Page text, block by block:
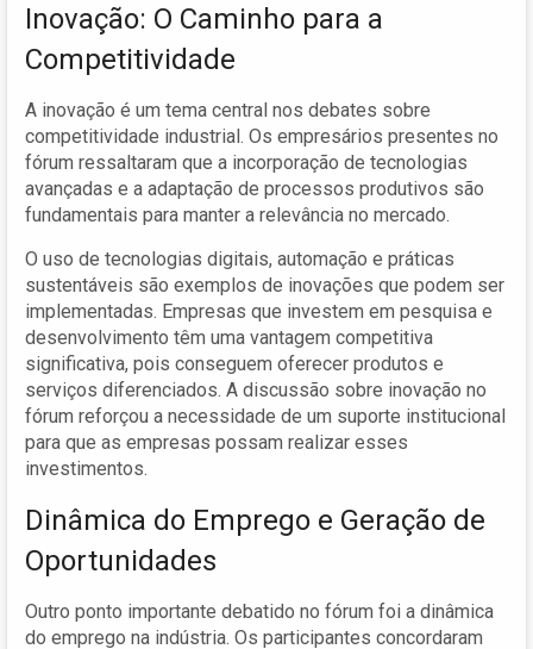
Inovação: O Caminho para a
Competitividade
A inovação é um tema central nos debates sobre
competitividade industrial. Os empresários presentes no
fórum ressaltaram que a incorporação de tecnologias
avançadas e a adaptação de processos produtivos são
fundamentais para manter a relevância no mercado.
O uso de tecnologias digitais, automação e práticas
sustentáveis são exemplos de inovações que podem ser
implementadas. Empresas que investem em pesquisa e
desenvolvimento têm uma vantagem competitiva
significativa, pois conseguem oferecer produtos e
serviços diferenciados. A discussão sobre inovação no
fórum reforçou a necessidade de um suporte institucional
para que as empresas possam realizar esses
investimentos.
Dinâmica do Emprego e Geração de
Oportunidades
Outro ponto importante debatido no fórum foi a dinâmica
do emprego na indústria. Os participantes concordaram